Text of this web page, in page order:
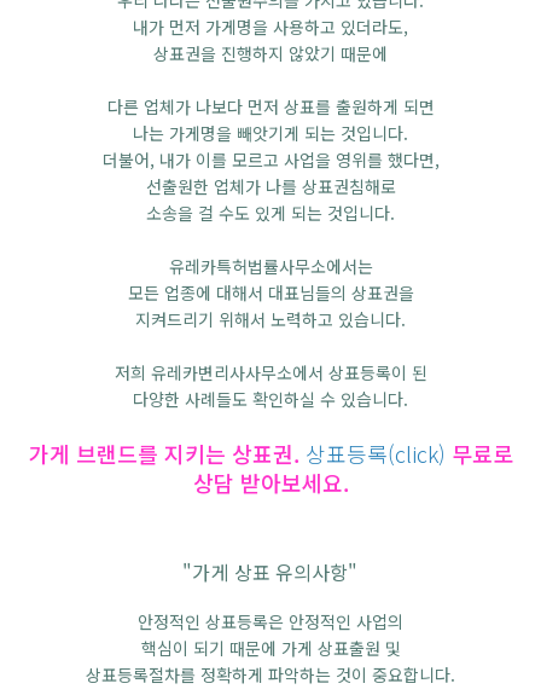
내가 먼저 가게명을 사용하고 있더라도,
상표권을 진행하지 않았기 때문에
다른 업체가 나보다 먼저 상표를 출원하게 되면
나는 가게명을 빼앗기게 되는 것입니다.
더불어, 내가 이를 모르고 사업을 영위를 했다면,
선출원한 업체가 나를 상표권침해로
소송을 걸 수도 있게 되는 것입니다.
유레카특허법률사무소에서는
모든 업종에 대해서 대표님들의 상표권을
지켜드리기 위해서 노력하고 있습니다.
저희 유레카변리사사무소에서 상표등록이 된
다양한 사례들도 확인하실 수 있습니다.
가게 브랜드를 지키는 상표권. 상표등록(click) 무료로
상담 받아보세요.
"가게 상표 유의사항"
안정적인 상표등록은 안정적인 사업의
핵심이 되기 때문에 가게 상표출원 및
상표등록절차를 정확하게 파악하는 것이 중요합니다.